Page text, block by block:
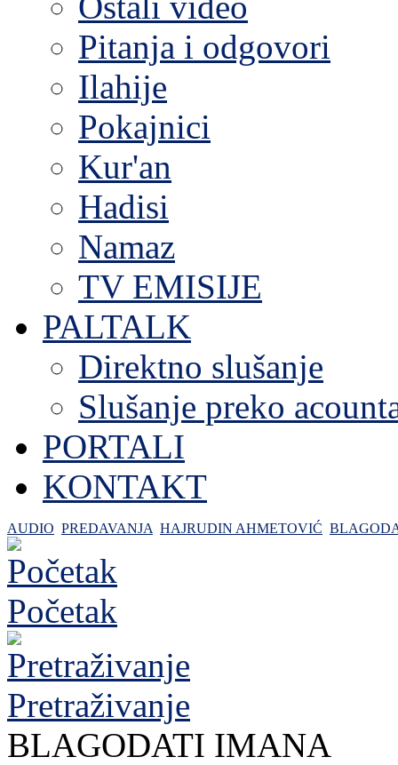
Pitanja i odgovori
Ilahije
Pokajnici
Kur'an
Hadisi
Namaz
TV EMISIJE
PALTALK
Direktno slušanje
Slušanje preko
PORTALI
KONTAKT
AUDIO PREDAVANJA HAJRUDIN AHMETOVIĆ
Početak
Pretraživanje
BLAGODATI IMANA